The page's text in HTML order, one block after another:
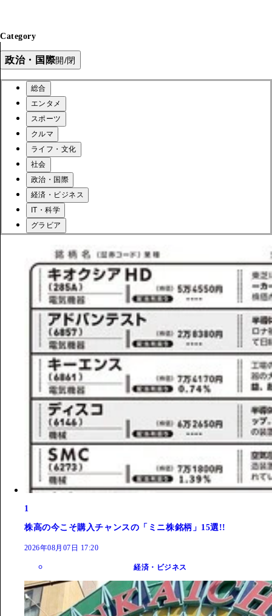
Category
政治・国際開/閉
総合
エンタメ
スポーツ
クルマ
ライフ・文化
社会
政治・国際
経済・ビジネス
IT・科学
グラビア
1
株高の今こそ購入チャンスの「ミニ株銘柄」15選!!
2026年08月07日 17:20
経済・ビジネス